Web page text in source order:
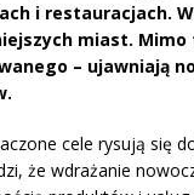
i restauracjach.
miast. Mimo
– ujawniają
cele rysują się
że wdrażanie